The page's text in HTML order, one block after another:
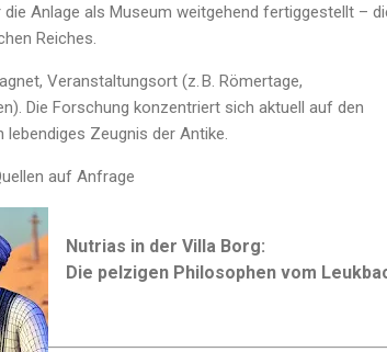
Anlage als Museum weitgehend fertiggestellt –
Reiches.
Veranstaltungsort (z. B. Römertage,
Die Forschung konzentriert sich aktuell auf den
Zeugnis der Antike.
auf Anfrage
Nutrias in der Villa Borg:
Die pelzigen Philosophen vom